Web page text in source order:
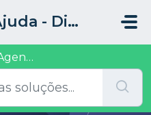
Central de Ajuda - Dito CRM
...